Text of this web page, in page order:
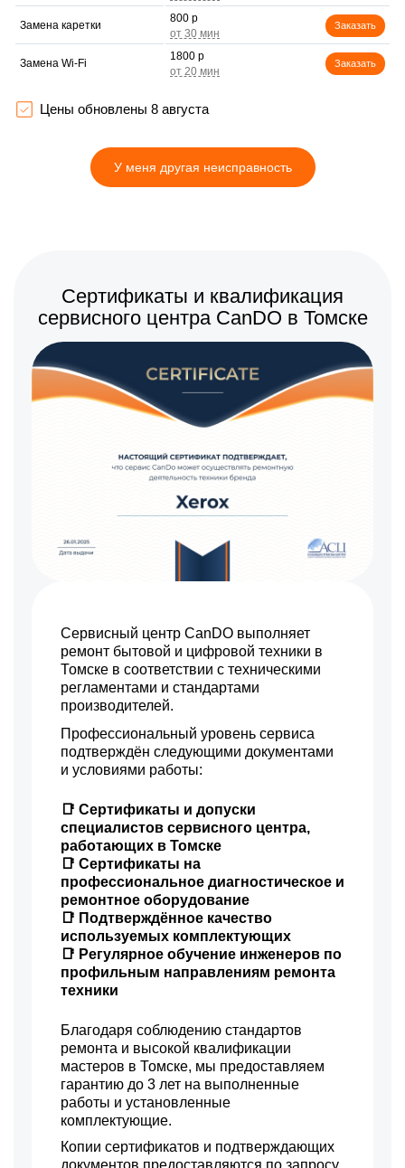
Замена каретки
800 р
Заказать
Замена Wi-Fi
1800 р
Заказать
Замена вала
Цены обновлены 8 августа
У меня другая неисправность
Сертификаты и квалификация
сервисного центра CanDO в Томске
Сервисный центр CanDO выполняет
ремонт бытовой и цифровой техники в
Томске в соответствии с техническими
регламентами и стандартами
производителей.
Профессиональный уровень сервиса
подтверждён следующими документами
и условиями работы:
📑 Сертификаты и допуски
специалистов сервисного центра,
работающих в Томске
📑 Сертификаты на
профессиональное диагностическое и
ремонтное оборудование
📑 Подтверждённое качество
используемых комплектующих
📑 Регулярное обучение инженеров по
профильным направлениям ремонта
техники
Благодаря соблюдению стандартов
ремонта и высокой квалификации
мастеров в Томске, мы предоставляем
гарантию до 3 лет на выполненные
работы и установленные
комплектующие.
Копии сертификатов и подтверждающих